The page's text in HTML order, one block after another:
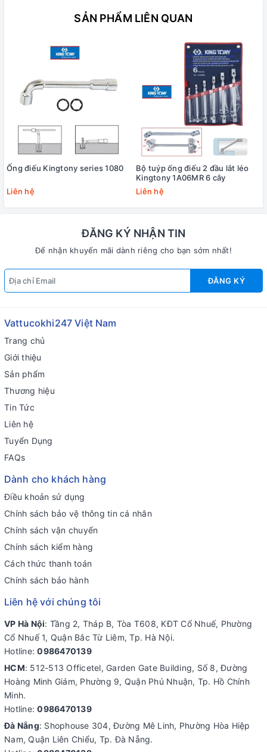
SẢN PHẨM LIÊN QUAN
Ống điếu Kingtony series 1080
Liên hệ
Bộ tuýp ống điếu 2 đầu lắt léo
Kingtony 1A06MR 6 cây
Liên hệ
ĐĂNG KÝ NHẬN TIN
Để nhận khuyến mãi dành riêng cho bạn sớm nhất!
ĐĂNG KÝ
Vattucokhi247 Việt Nam
Trang chủ
Giới thiệu
Sản phẩm
Thương hiệu
Tin Tức
Liên hệ
Tuyển Dụng
FAQs
Dành cho khách hàng
Điều khoản sử dụng
Chính sách bảo vệ thông tin cá nhân
Chính sách vận chuyển
Chính sách kiểm hàng
Cách thức thanh toán
Chính sách bảo hành
Liên hệ với chúng tôi
VP Hà Nội: Tầng 2, Tháp B, Tòa T608, KĐT Cổ Nhuế, Phường
Cổ Nhuế 1, Quận Bắc Từ Liêm, Tp. Hà Nội.
Hotline:0986470139
HCM: 512-513 Officetel, Garden Gate Building, Số 8, Đường
Hoàng Minh Giám, Phường 9, Quận Phú Nhuận, Tp. Hồ Chính
Minh.
Hotline:0986470139
Đà Nẵng: Shophouse 304, Đường Mê Linh, Phường Hòa Hiệp
Nam, Quận Liên Chiểu, Tp. Đà Nẵng.